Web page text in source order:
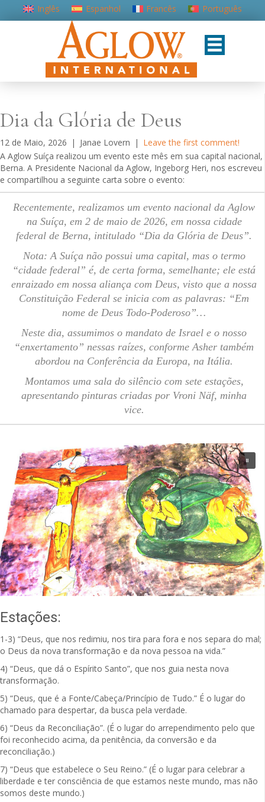
Inglês Espanhol Francês Português
Dia da Glória de Deus
12 de Maio, 2026 | Janae Lovern | Leave the first comment!
A Aglow Suíça realizou um evento este mês em sua capital nacional,
Berna. A Presidente Nacional da Aglow, Ingeborg Heri, nos escreveu
e compartilhou a seguinte carta sobre o evento:
Recentemente, realizamos um evento nacional da Aglow
na Suíça, em 2 de maio de 2026, em nossa cidade
federal de Berna, intitulado “Dia da Glória de Deus”.
Nota: A Suíça não possui uma capital, mas o termo
“cidade federal” é, de certa forma, semelhante; ele está
enraizado em nossa aliança com Deus, visto que a nossa
Constituição Federal se inicia com as palavras: “Em
nome de Deus Todo-Poderoso”…
Neste dia, assumimos o mandato de Israel e o nosso
“enxertamento” nessas raízes, conforme Asher também
abordou na Conferência da Europa, na Itália.
Montamos uma sala do silêncio com sete estações,
apresentando pinturas criadas por Vroni Näf, minha
vice.
Estações:
1-3) “Deus, que nos redimiu, nos tira para fora e nos separa do mal;
o Deus da nova transformação e da nova pessoa na vida.”
4) “Deus, que dá o Espírito Santo”, que nos guia nesta nova
transformação.
5) “Deus, que é a Fonte/Cabeça/Princípio de Tudo.” É o lugar do
chamado para despertar, da busca pela verdade.
6) “Deus da Reconciliação”. (É o lugar do arrependimento pelo que
foi reconhecido acima, da penitência, da conversão e da
reconciliação.)
7) “Deus que estabelece o Seu Reino.” (É o lugar para celebrar a
liberdade e ter consciência de que estamos neste mundo, mas não
somos deste mundo.)